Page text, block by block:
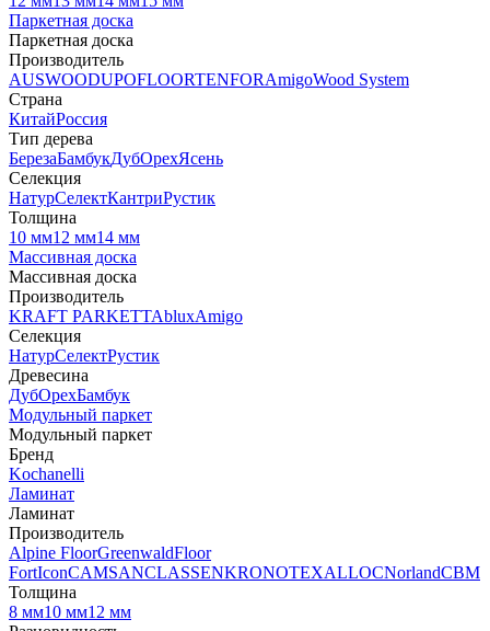
Паркетная доска
Паркетная доска
Производитель
AUSWOODUPOFLOORTENFORAmigoWood System
Страна
КитайРоссия
Тип дерева
БерезаБамбукДубОрехЯсень
Селекция
НатурСелектКантриРустик
Толщина
10 мм12 мм14 мм
Массивная доска
Массивная доска
Производитель
KRAFT PARKETTAbluxAmigo
Селекция
НатурСелектРустик
Древесина
ДубОрехБамбук
Модульный паркет
Модульный паркет
Бренд
Kochanelli
Ламинат
Ламинат
Производитель
Alpine FloorGreenwaldFloor
FortIconCAMSANCLASSENKRONOTEXALLOCNorlandCBM
Толщина
8 мм10 мм12 мм